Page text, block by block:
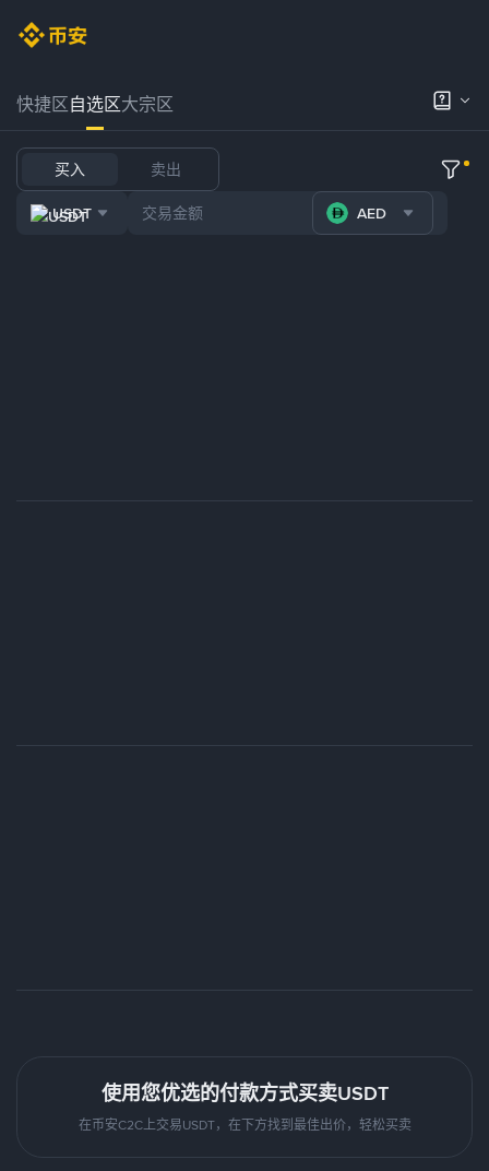
快捷区自选区大宗区
买入 卖出
USDT AED
使用您优选的付款方式买卖USDT
在币安C2C上交易USDT，在下方找到最佳出价，轻松买卖